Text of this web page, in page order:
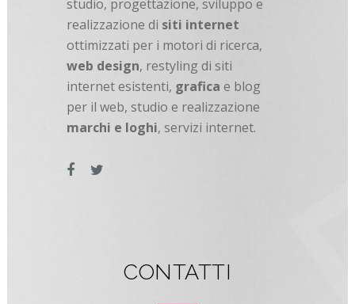
studio, progettazione, sviluppo e
realizzazione di siti internet
ottimizzati per i motori di ricerca,
web design, restyling di siti
internet esistenti, grafica e blog
per il web, studio e realizzazione
marchi e loghi, servizi internet.
CONTATTI